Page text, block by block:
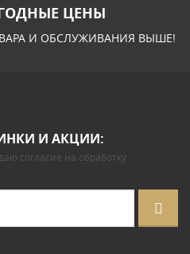
ЦЕНЫ
И ОБСЛУЖИВАНИЯ ВЫШЕ!
И АКЦИИ:
согласие на обработку